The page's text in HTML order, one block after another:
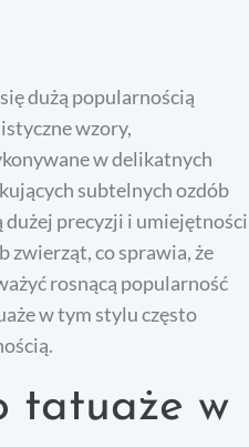
dużą popularnością
wzory,
w delikatnych
subtelnych ozdób
dużej precyzji i umiejętności
zwierząt, co sprawia, że
rosnącą popularność
w tym stylu często
tatuaże w